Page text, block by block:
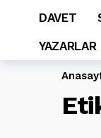
DAVET
YAZARLAR